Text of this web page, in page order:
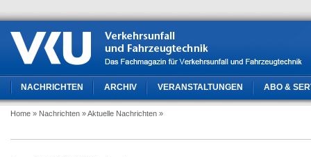
NACHRICHTEN ARCHIV VERANSTALTUNGEN ABO &
Home » Nachrichten » Aktuelle Nachrichten »